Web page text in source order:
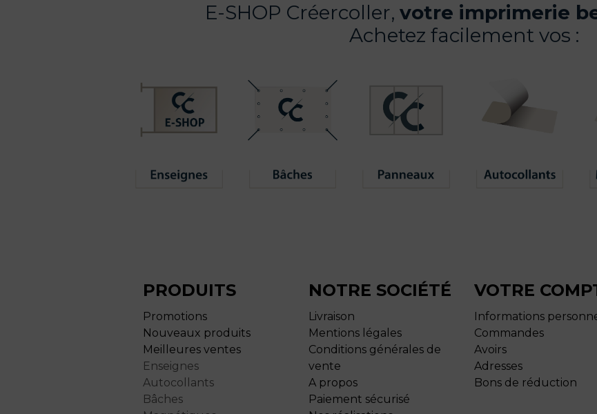
E-SHOP Créercoller, votre imprimerie
Achetez facilement vos :
PRODUITS
Promotions
Nouveaux produits
Meilleures ventes
Enseignes
Autocollants
Bâches
NOTRE SOCIÉTÉ
Livraison
Mentions légales
Conditions générales de
vente
A propos
Paiement sécurisé
VOTRE
Informations
Commandes
Avoirs
Adresses
Bons de réduction